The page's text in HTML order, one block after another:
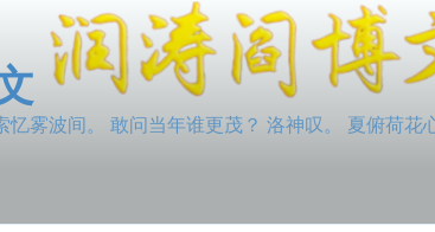
忆雾波间。 敢问当年谁更茂？ 洛神叹。 夏俯荷